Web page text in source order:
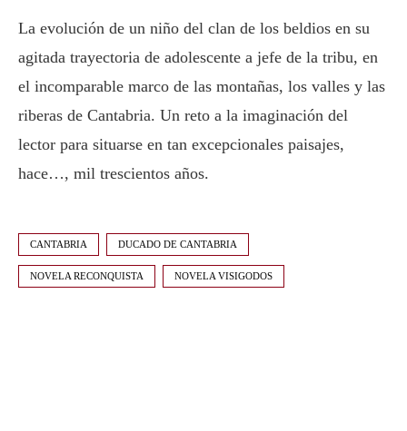
La evolución de un niño del clan de los beldios en su
agitada trayectoria de adolescente a jefe de la tribu, en
el incomparable marco de las montañas, los valles y las
riberas de Cantabria. Un reto a la imaginación del
lector para situarse en tan excepcionales paisajes,
hace…, mil trescientos años.
CANTABRIA DUCADO DE CANTABRIA
NOVELA RECONQUISTA NOVELA VISIGODOS